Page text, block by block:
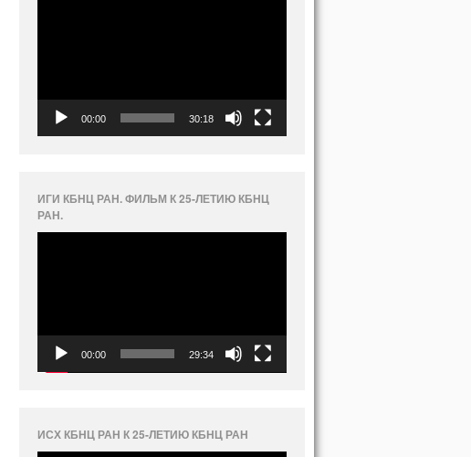
00:00 30:18
ИГИ КБНЦ РАН. ФИЛЬМ К 25-ЛЕТИЮ КБНЦ
РАН.
00:00 29:34
ИСХ КБНЦ РАН К 25-ЛЕТИЮ КБНЦ РАН